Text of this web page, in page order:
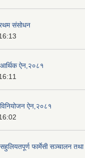
संसोधन
आर्थिक ऐन,२०८१
ऐन,२०८१
फार्मेसी सञ्चालन तथा